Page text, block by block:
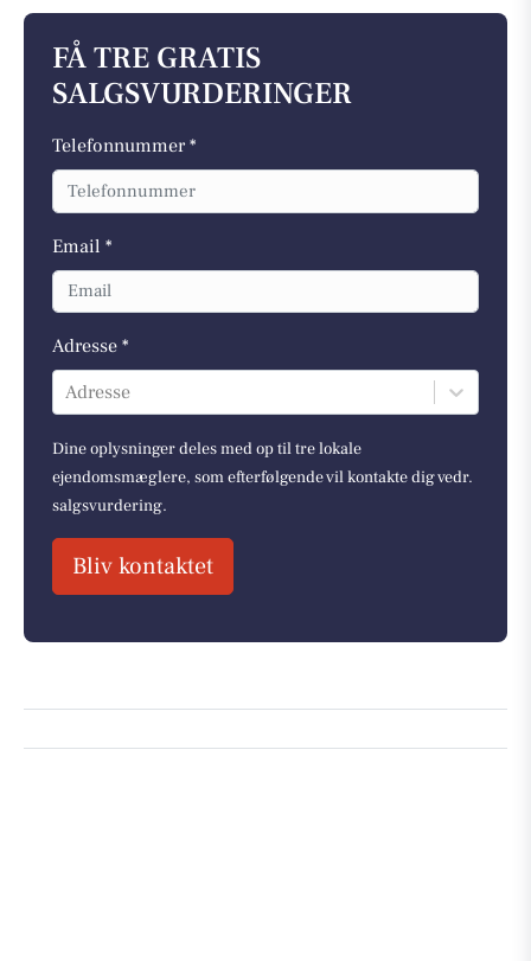
FÅ TRE GRATIS
SALGSVURDERINGER
Telefonnummer *
Email *
Adresse *
Adresse
Dine oplysninger deles med op til tre lokale
ejendomsmæglere, som efterfølgende vil kontakte dig vedr.
salgsvurdering.
Bliv kontaktet